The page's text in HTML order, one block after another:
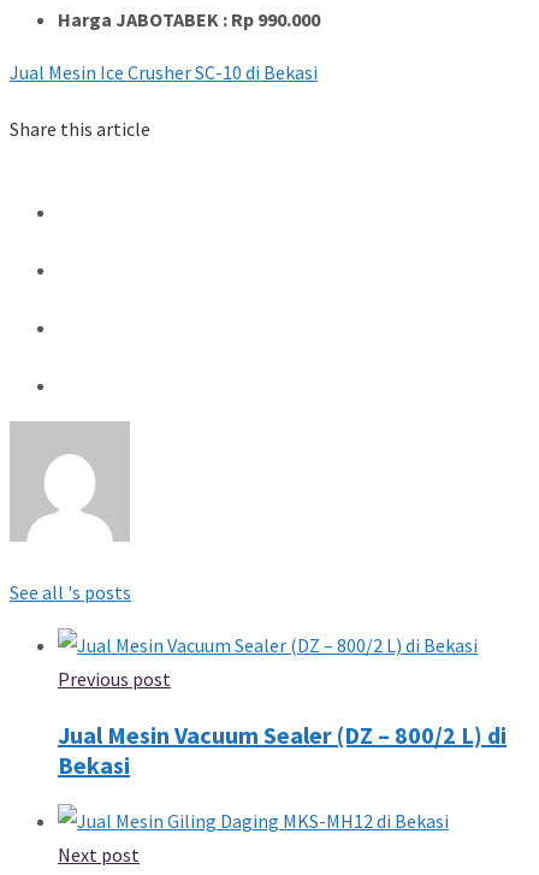
Harga JABOTABEK : Rp 990.000
Jual Mesin Ice Crusher SC-10 di Bekasi
Share this article
See all 's posts
Previous post
Jual Mesin Vacuum Sealer (DZ – 800/2 L) di
Bekasi
Next post